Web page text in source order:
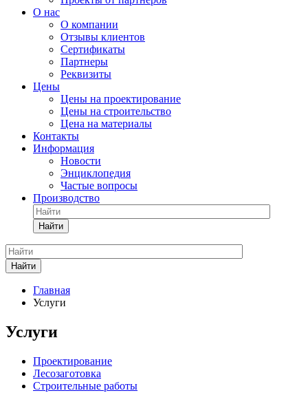
О нас
О компании
Отзывы клиентов
Сертификаты
Партнеры
Реквизиты
Цены
Цены на проектирование
Цены на строительство
Цена на материалы
Контакты
Информация
Новости
Энциклопедия
Частые вопросы
Производство
Найти
Найти
Главная
Услуги
Услуги
Проектирование
Лесозаготовка
Строительные работы